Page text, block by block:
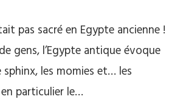
pas sacré en Egypte ancienne !
gens, l’Egypte antique évoque
sphinx, les momies et… les
particulier le…